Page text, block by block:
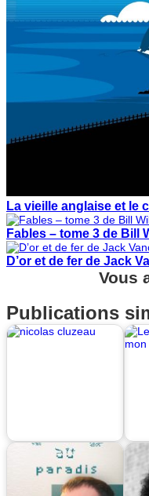
La vieille anglaise et le
Fables – tome 3 de Bill
D’or et de fer de Jack
Vous
Publications